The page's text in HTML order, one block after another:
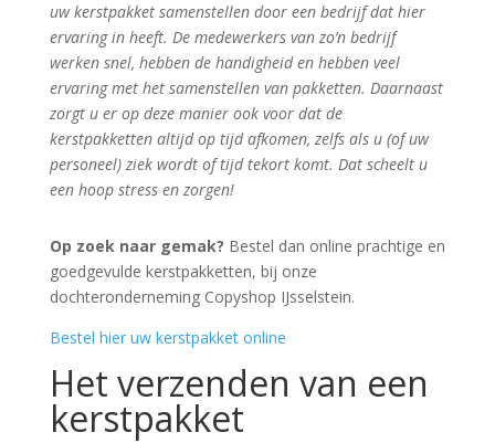
uw kerstpakket samenstellen door een bedrijf dat hier
ervaring in heeft. De medewerkers van zo’n bedrijf
werken snel, hebben de handigheid en hebben veel
ervaring met het samenstellen van pakketten. Daarnaast
zorgt u er op deze manier ook voor dat de
kerstpakketten altijd op tijd afkomen, zelfs als u (of uw
personeel) ziek wordt of tijd tekort komt. Dat scheelt u
een hoop stress en zorgen!
Op zoek naar gemak? Bestel dan online prachtige en
goedgevulde kerstpakketten, bij onze
dochteronderneming Copyshop IJsselstein.
Bestel hier uw kerstpakket online
Het verzenden van een
kerstpakket